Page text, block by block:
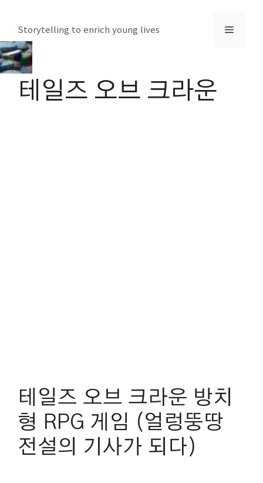
츠
로
건
Storytelling to enrich young lives 메
테일즈 오브 크라운
테일즈 오브 크라운 방치
형 RPG 게임 (얼렁뚱땅
전설의 기사가 되다)